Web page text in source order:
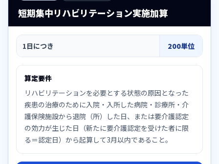
短期集中リハビリテーション実施加算
1日につき 200単位
算定要件
リハビリテーションを必要とする状態の原因となった
疾患の治療のために入院・入所した病院・診療所・介
護保険施設から退院（所）した日、または要介護認定
の効力が生じた日（新たに要介護認定を受けた者に限
る＝認定日）から起算して3月以内であること。